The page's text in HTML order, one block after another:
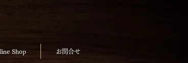
Shop お問合せ